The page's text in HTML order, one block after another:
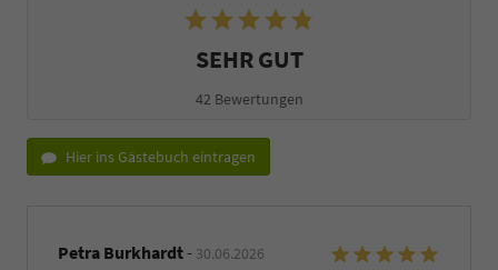
SEHR GUT
42 Bewertungen
Hier ins Gästebuch eintragen
Petra Burkhardt- 30.06.2026